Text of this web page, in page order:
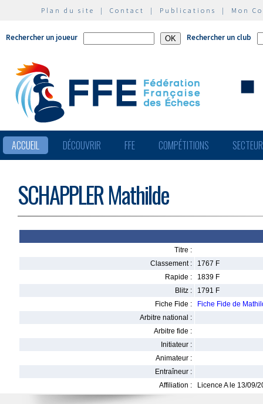
Plan du site | Contact | Publications | Mon
Rechercher un joueur Rechercher un club
ACCUEIL DÉCOUVRIR FFE COMPÉTITIONS
SCHAPPLER Mathilde
Titre :
Classement :
1767 F
Rapide :
1839 F
Blitz :
1791 F
Fiche Fide :
Fiche Fide de
Arbitre national :
Arbitre fide :
Initiateur :
Animateur :
Entraîneur :
Affiliation :
Licence A le 13/09/